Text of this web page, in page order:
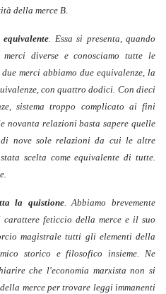
della merce B.
. Essa si presenta, quando
diverse e conosciamo tutte le
merci abbiamo due equivalenze, la
con quattro dodici. Con dieci
sistema troppo complicato ai fini
novanta relazioni basta sapere quelle
nove sole relazioni da cui le altre
scelta come equivalente di tutte.
la quistione. Abbiamo brevemente
feticcio della merce e il suo
magistrale tutti gli elementi della
storico e filosofico insieme. Ne
che l'economia marxista non si
merce per trovare leggi immanenti